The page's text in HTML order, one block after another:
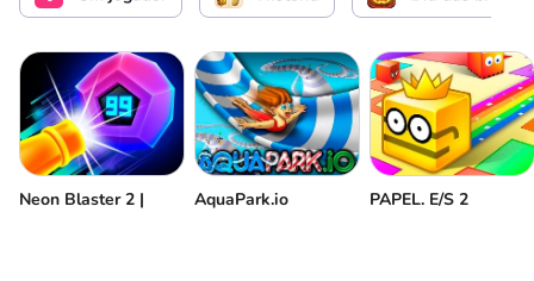
Neon Blaster 2 | AquaPark.io PAPEL. E/S 2